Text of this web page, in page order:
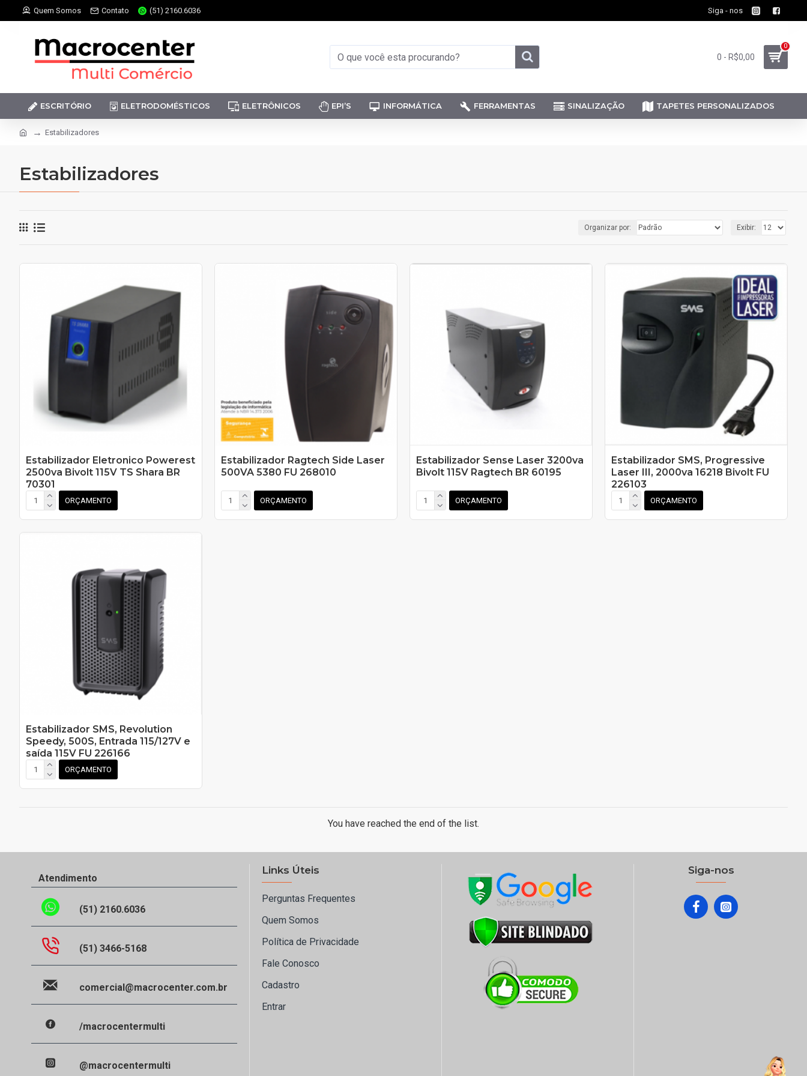
Quem Somos Contato (51) 2160.6036 Siga - nos
0 - R$0,00
0
ESCRITÓRIO ELETRODOMÉSTICOS ELETRÔNICOS EPI’S INFORMÁTICA FERRAMENTAS SINALIZAÇÃO TAPETES PERSONALIZADOS
Estabilizadores
Estabilizadores
Organizar por: Exibir:
Estabilizador Eletronico Powerest
2500va Bivolt 115V TS Shara BR
70301
ORÇAMENTO
Estabilizador Ragtech Side Laser
500VA 5380 FU 268010
ORÇAMENTO
Estabilizador Sense Laser 3200va
Bivolt 115V Ragtech BR 60195
ORÇAMENTO
Estabilizador SMS, Progressive
Laser III, 2000va 16218 Bivolt FU
226103
ORÇAMENTO
Estabilizador SMS, Revolution
Speedy, 500S, Entrada 115/127V e
saída 115V FU 226166
ORÇAMENTO
You have reached the end of the list.
Atendimento
(51) 2160.6036
(51) 3466-5168
comercial@macrocenter.com.br
/macrocentermulti
@macrocentermulti
Links Úteis
Perguntas Frequentes
Quem Somos
Política de Privacidade
Fale Conosco
Cadastro
Entrar
Siga-nos